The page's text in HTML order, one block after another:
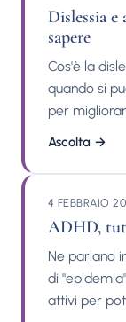
servizi di
possono
psicologo e
insieme
meglio.Il
Milano,
Michele
Contatti:
Dislessia
sapere
Cos'è la
quando si
per
dott.
Dott. Facci
Trento e
rilascio di
Scopri di
Facci:
Ascolta →
4 FEBBRAIO
ADHD,
Ne parlano
di
attivi per